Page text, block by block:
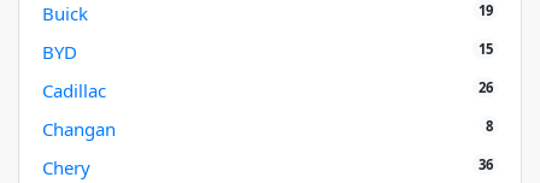
Buick 19
BYD 15
Cadillac 26
Changan 8
Chery 36